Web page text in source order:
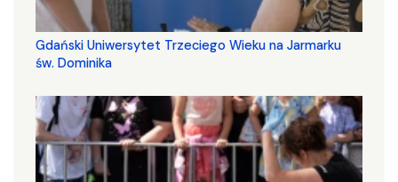
Gdański Uniwersytet Trzeciego Wieku na Jarmarku
św. Dominika